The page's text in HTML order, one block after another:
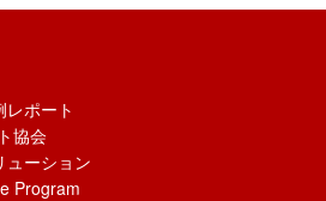
ポート
協会
ューション
Program